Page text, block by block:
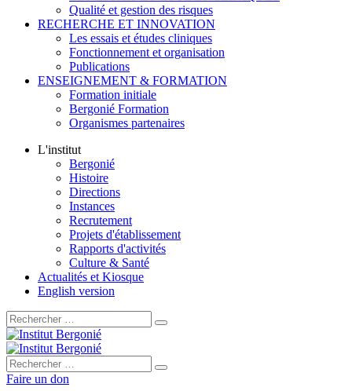
Qualité et gestion des risques
RECHERCHE ET INNOVATION
Les essais et études cliniques
Fonctionnement et organisation
Publications
ENSEIGNEMENT & FORMATION
Formation initiale
Bergonié Formation
Organismes partenaires
L'institut
Bergonié
Histoire
Directions
Instances
Recrutement
Projets d'établissement
Rapports d'activités
Culture & Santé
Actualités et Kiosque
English version
Rechercher :
Rechercher :
Faire un don